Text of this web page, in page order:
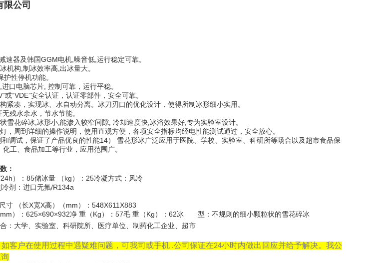
公司
速器及韩国GGM电机,噪音低,运行稳定可靠。
机构,制冰效率高,出冰量大。
性停机功能。
口电脑芯片, 控制可靠，运行平稳。
或“VDE”安全认证，认证零部件，安全可靠。
紧凑，实现冰、水自动分离。冰刀刃口的优化设计，使得所制冰形细小实用。
残水余水，节水节能。
雪花碎冰,冰形小,能渗入较窄间隙, 冷却速度快,冰浴效果好,专为实验室设计。
，周到详细的操作说明，使用直观方便，各项安全指标均经电性能测试通过，安全放心。
调试，保证了产品优良的性能14） 雪花形冰广泛应用于医院、学校、实验室、科研所等场合以及超市食品保
工、食品加工等行业，应用范围广。
：
）：85储冰量 （kg）：25冷凝方式：风冷
剂：进口无氟/R134a
寸 （长X宽X高）（mm）：548X611X883
）：625×690×932净 重（Kg）：57毛 重（Kg）：62冰 型：不规则的细小颗粒状的雪花碎冰
：大学、实验室、科研院所、医疗单位、制药化工企业、超市
客户在使用过程中遇疑难问题，可我司 或手机.公司保证在24小时内做出回应并给予解决。我公